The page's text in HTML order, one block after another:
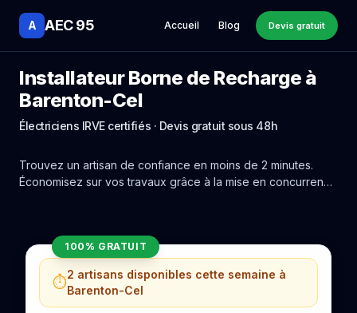
A AEC 95 Accueil Blog Devis gratuit
Installateur Borne de Recharge à
Barenton-Cel
Électriciens IRVE certifiés · Devis gratuit sous 48h
Trouvez un artisan de confiance en moins de 2 minutes.
Économisez sur vos travaux grâce à la mise en concurrence
100% GRATUIT
⏱️2 artisans disponibles cette semaine à
Barenton-Cel